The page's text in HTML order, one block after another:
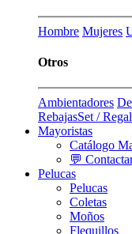
Hombre Mujeres
Otros
Ambientadores
RebajasSet /
Mayoristas
Catálogo
💬
Pelucas
Pelucas
Coletas
Moños
Flequillos